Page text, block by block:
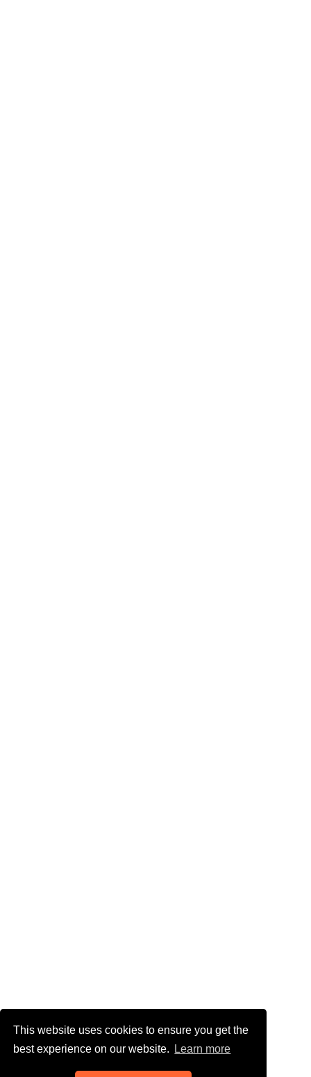
This website uses cookies to ensure you get the
best experience on our website.
Learn more